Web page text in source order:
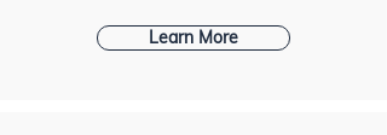
Learn More